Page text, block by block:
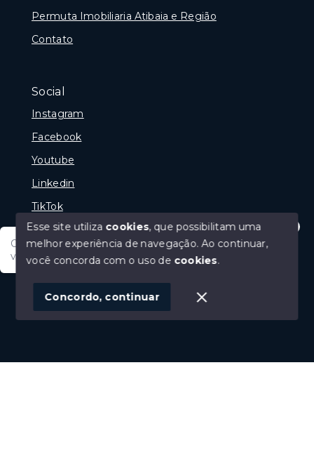
Olá tudo bem posso te ajudar, tem um imóvel em
vista? Quer fazer a sua oferta?
Permuta Imobiliaria Atibaia e Região
Contato
Social
Instagram
Facebook
Youtube
Linkedin
TikTok
© Copyright 2026 - Portal Melhor Oferta Imobiliaria -
SITE PARA IMOBILIARIA
Esse site utiliza cookies, que possibilitam uma
melhor experiência de navegação.Ao continuar,
você concorda com o uso de cookies.
Concordo, continuar